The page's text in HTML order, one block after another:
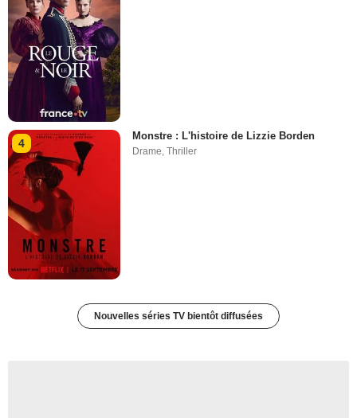
4
Monstre : L'histoire de Lizzie Borden
Drame,Thriller
Nouvelles séries TV bientôt diffusées